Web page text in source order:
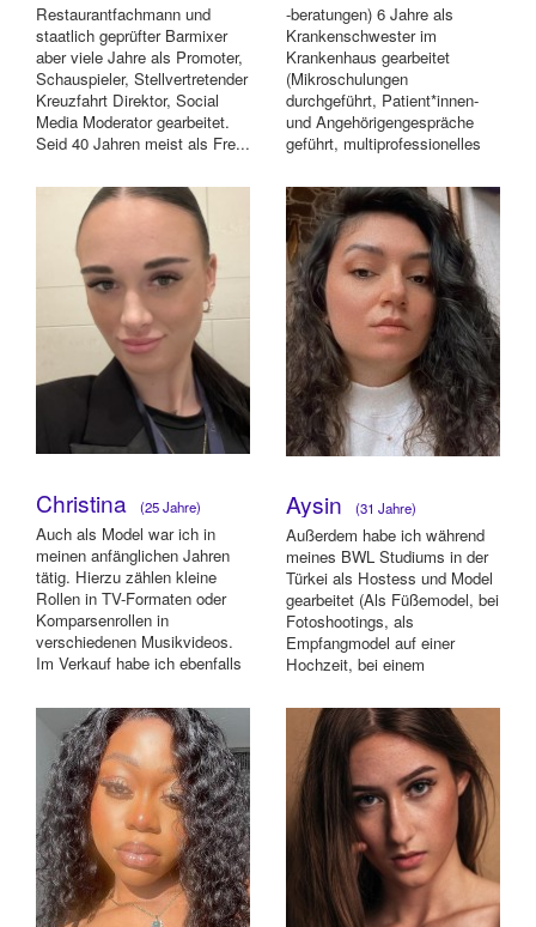
Restaurantfachmann und
staatlich geprüfter Barmixer
aber viele Jahre als Promoter,
Schauspieler, Stellvertretender
Kreuzfahrt Direktor, Social
Media Moderator gearbeitet.
Seid 40 Jahren meist als Fre...
-beratungen) 6 Jahre als
Krankenschwester im
Krankenhaus gearbeitet
(Mikroschulungen
durchgeführt, Patient*innen-
und Angehörigengespräche
geführt, multiprofessionelles
Christina (25 Jahre)
Auch als Model war ich in
meinen anfänglichen Jahren
tätig. Hierzu zählen kleine
Rollen in TV-Formaten oder
Komparsenrollen in
verschiedenen Musikvideos.
Im Verkauf habe ich ebenfalls
Aysin (31 Jahre)
Außerdem habe ich während
meines BWL Studiums in der
Türkei als Hostess und Model
gearbeitet (Als Füßemodel, bei
Fotoshootings, als
Empfangmodel auf einer
Hochzeit, bei einem